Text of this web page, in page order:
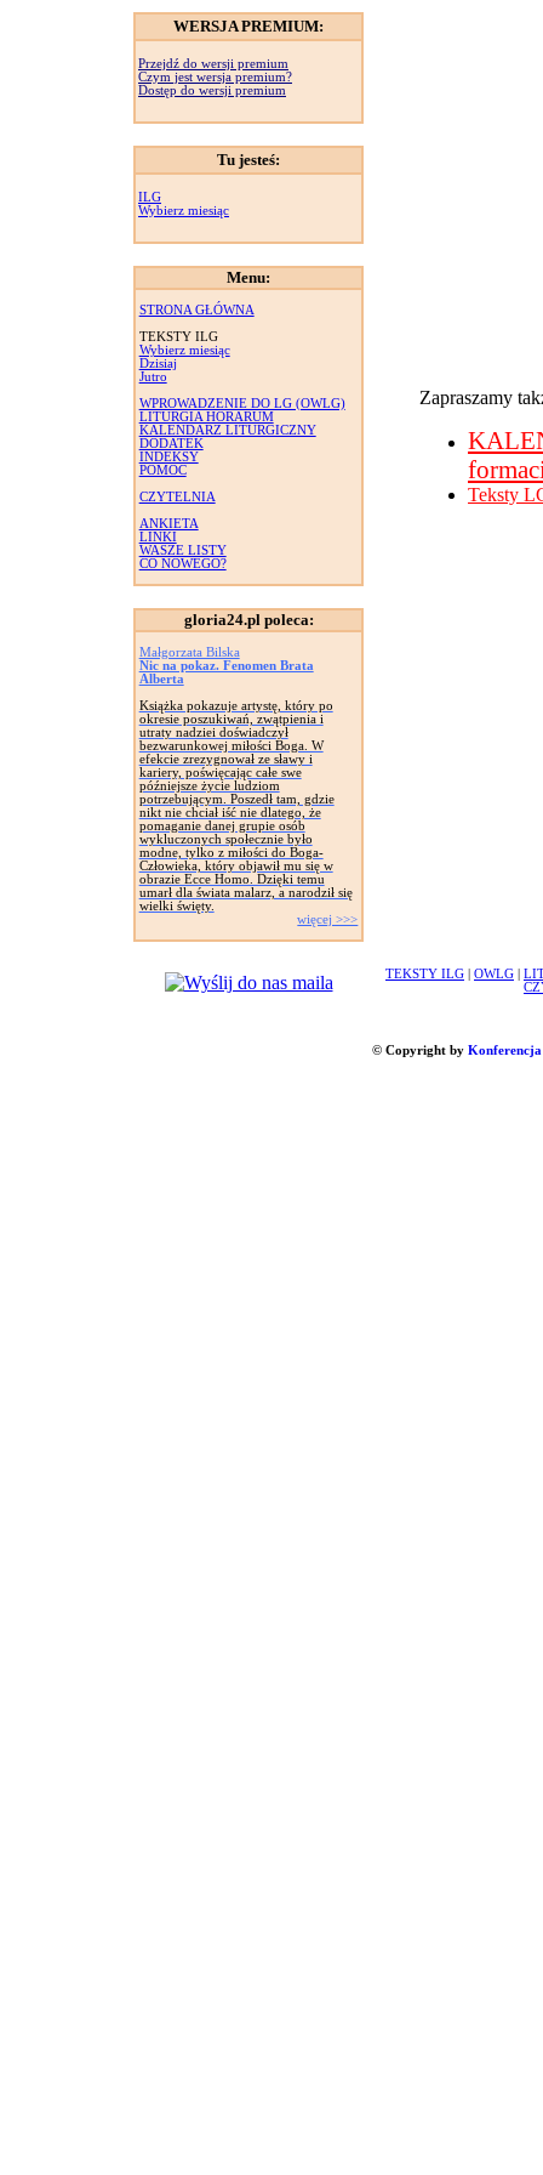
WERSJA PREMIUM:
Przejdź do wersji premium
Czym jest wersja premium?
Dostęp do wersji premium
Tu jesteś:
ILG
Wybierz miesiąc
Menu:
STRONA GŁÓWNA
TEKSTY ILG
Wybierz miesiąc
Dzisiaj
Jutro
WPROWADZENIE DO LG (OWLG)
LITURGIA HORARUM
KALENDARZ LITURGICZNY
DODATEK
INDEKSY
POMOC
CZYTELNIA
ANKIETA
LINKI
WASZE LISTY
CO NOWEGO?
gloria24.pl poleca:
Małgorzata Bilska
Nic na pokaz. Fenomen Brata
Alberta
Książka pokazuje artystę, który po
okresie poszukiwań, zwątpienia i
utraty nadziei doświadczył
bezwarunkowej miłości Boga. W
efekcie zrezygnował ze sławy i
kariery, poświęcając całe swe
późniejsze życie ludziom
potrzebującym. Poszedł tam, gdzie
nikt nie chciał iść nie dlatego, że
pomaganie danej grupie osób
wykluczonych społecznie było
modne, tylko z miłości do Boga-
Człowieka, który objawił mu się w
obrazie Ecce Homo. Dzięki temu
umarł dla świata malarz, a narodził się
wielki święty.
więcej >>>
Zapraszamy
Teksty
TEKSTY ILG OWLG
© Copyright by Konferencja